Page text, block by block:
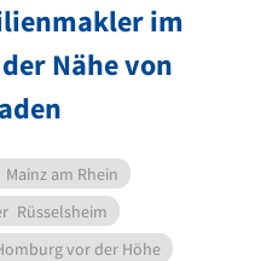
im
Nähe von
Mainz am Rhein
Rüsselsheim
vor der Höhe